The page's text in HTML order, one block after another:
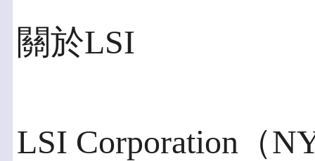
關於LSI
LSI Corporation（